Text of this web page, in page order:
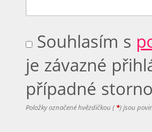
Souhlasím s
je závazné
případné
Položky označené hvězdičkou (*) jsou